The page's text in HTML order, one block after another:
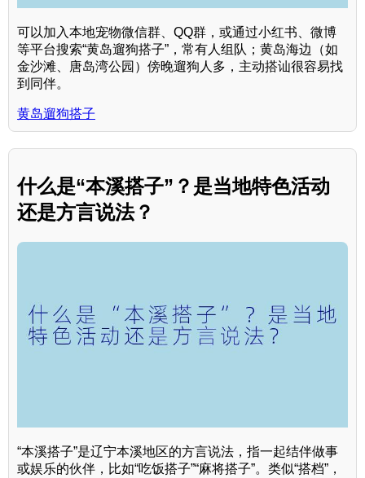
可以加入本地宠物微信群、QQ群，或通过小红书、微博
等平台搜索“黄岛遛狗搭子”，常有人组队；黄岛海边（如
金沙滩、唐岛湾公园）傍晚遛狗人多，主动搭讪很容易找
到同伴。
黄岛遛狗搭子
什么是“本溪搭子”？是当地特色活动
还是方言说法？
“本溪搭子”是辽宁本溪地区的方言说法，指一起结伴做事
或娱乐的伙伴，比如“吃饭搭子”“麻将搭子”。类似“搭档”，